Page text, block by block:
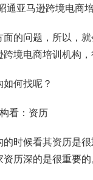
通亚马逊跨境电商
的问题，所以，
境电商培训机构，
何找呢？
看：资历
时候看其资历是
历深的是很重要的